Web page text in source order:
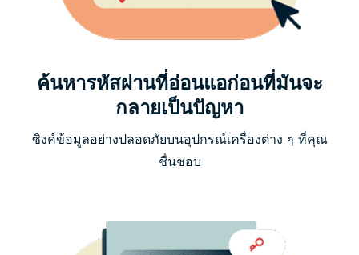
ค้นหารหัสผ่านที่อ่อนแอก่อนที่มันจะ
กลายเป็นปัญหา
ซิงค์ข้อมูลอย่างปลอดภัยบนอุปกรณ์เครื่องต่าง ๆ ที่คุณ
ชื่นชอบ